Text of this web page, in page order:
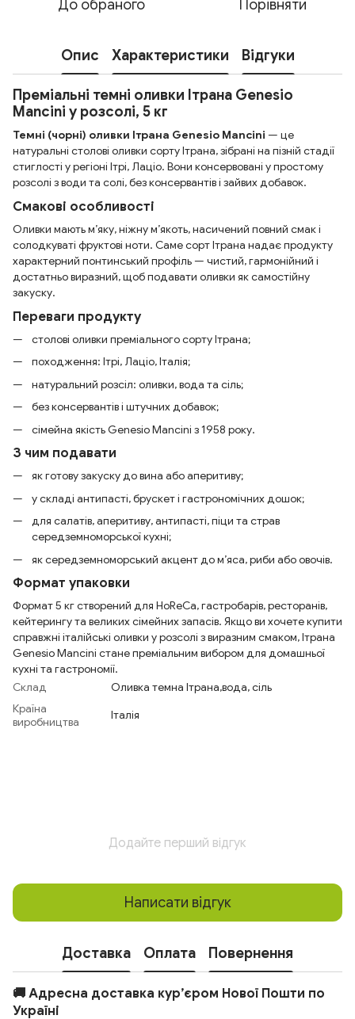
До обраного Порівняти
Опис Характеристики Відгуки
Преміальні темні оливки Ітрана Genesio
Mancini у розсолі, 5 кг
Темні (чорні) оливки Ітрана Genesio Mancini — це
натуральні столові оливки сорту Ітрана, зібрані на пізній стадії
стиглості у регіоні Ітрі, Лаціо. Вони консервовані у простому
розсолі з води та солі, без консервантів і зайвих добавок.
Смакові особливості
Оливки мають м’яку, ніжну м’якоть, насичений повний смак і
солодкуваті фруктові ноти. Саме сорт Ітрана надає продукту
характерний понтинський профіль — чистий, гармонійний і
достатньо виразний, щоб подавати оливки як самостійну
закуску.
Переваги продукту
столові оливки преміального сорту Ітрана;
походження: Ітрі, Лаціо, Італія;
натуральний розсіл: оливки, вода та сіль;
без консервантів і штучних добавок;
сімейна якість Genesio Mancini з 1958 року.
З чим подавати
як готову закуску до вина або аперитиву;
у складі антипасті, брускет і гастрономічних дошок;
для салатів, аперитиву, антипасті, піци та страв
середземноморської кухні;
як середземноморський акцент до м’яса, риби або овочів.
Формат упаковки
Формат 5 кг створений для HoReCa, гастробарів, ресторанів,
кейтерингу та великих сімейних запасів. Якщо ви хочете купити
справжні італійські оливки у розсолі з виразним смаком, Ітрана
Genesio Mancini стане преміальним вибором для домашньої
кухні та гастрономії.
Склад
Оливка темна Ітрана,вода, сіль
Країна
виробництва
Італія
Додайте перший відгук
Написати відгук
Доставка Оплата Повернення
🚚 Адресна доставка кур’єром Нової Пошти по
Україні